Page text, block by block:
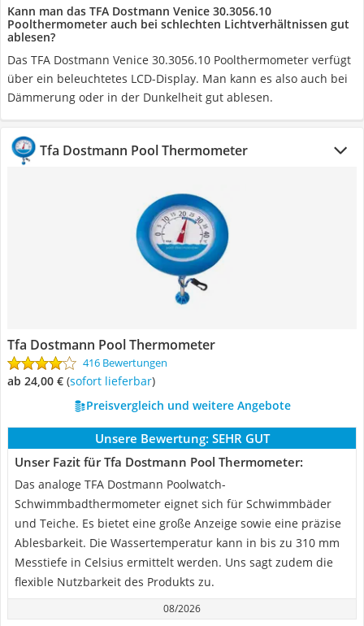
Kann man das TFA Dostmann Venice 30.3056.10
Poolthermometer auch bei schlechten Lichtverhältnissen gut
ablesen?
Das TFA Dostmann Venice 30.3056.10 Poolthermometer verfügt
über ein beleuchtetes LCD-Display. Man kann es also auch bei
Dämmerung oder in der Dunkelheit gut ablesen.
Tfa Dostmann Pool Thermometer
Tfa Dostmann Pool Thermometer
416 Bewertungen
ab 24,00 € ( Sofort lieferbar)
Preisvergleich und weitere Angebote
Unsere Bewertung: SEHR GUT
Unser Fazit für Tfa Dostmann Pool Thermometer:
Das analoge TFA Dostmann Poolwatch-
Schwimmbadthermometer eignet sich für Schwimmbäder
und Teiche. Es bietet eine große Anzeige sowie eine präzise
Ablesbarkeit. Die Wassertemperatur kann in bis zu 310 mm
Messtiefe in Celsius ermittelt werden. Uns sagt zudem die
flexible Nutzbarkeit des Produkts zu.
08/2026